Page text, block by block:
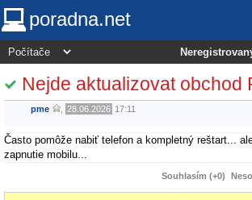
poradna.net
Nejde aktualizovat obchod
pme 28.06.2026 17:11
Často pomôže nabiť telefon a kompletný reštart...
zapnutie mobilu...
Souhlasím (+0)